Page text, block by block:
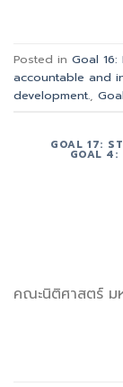
Posted in Goal
accountable and
development.
GOAL 17:
GOAL 4:
คณะนิติศาสตร์ ม